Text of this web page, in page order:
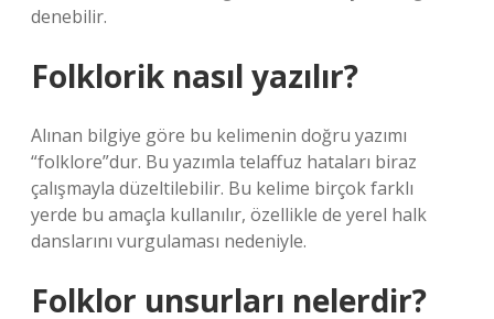
denebilir.
Folklorik nasıl yazılır?
Alınan bilgiye göre bu kelimenin doğru yazımı
“folklore”dur. Bu yazımla telaffuz hataları biraz
çalışmayla düzeltilebilir. Bu kelime birçok farklı
yerde bu amaçla kullanılır, özellikle de yerel halk
danslarını vurgulaması nedeniyle.
Folklor unsurları nelerdir?